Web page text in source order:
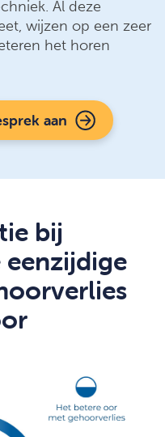
Al deze
wijzen op een zeer
het horen
aan
bij